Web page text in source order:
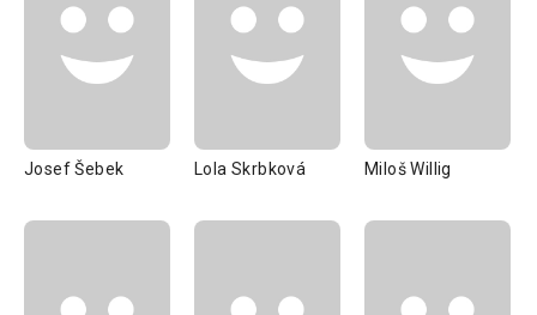
Josef Šebek Lola Skrbková Miloš Willig